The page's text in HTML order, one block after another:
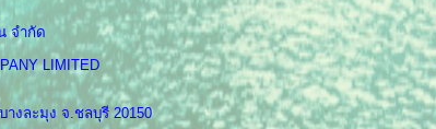
จำกัด
LIMITED
างละมุง จ.ชลบุรี 20150